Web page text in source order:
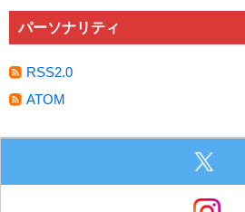
パーソナリティ
RSS2.0
ATOM